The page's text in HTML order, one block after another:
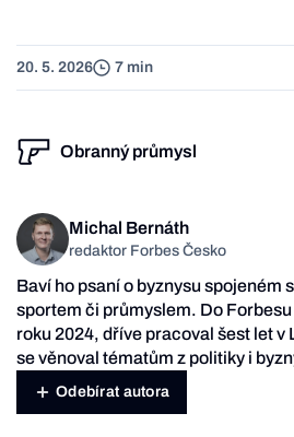
20. 5. 2026 7 min
Obranný průmysl
Michal Bernáth
redaktor Forbes Česko
Baví ho psaní o byznysu spojeném
sportem či průmyslem. Do
roku 2024, dříve pracoval šest let v
se věnoval tématům z politiky i
Odebírat autora